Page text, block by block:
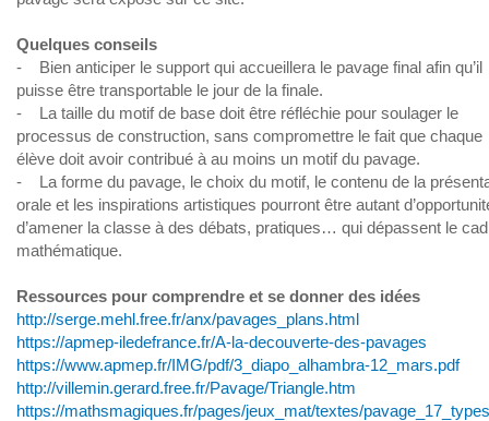
Quelques conseils
- Bien anticiper le support qui accueillera le pavage final afin qu’il
puisse être transportable le jour de la finale.
- La taille du motif de base doit être réfléchie pour soulager le
processus de construction, sans compromettre le fait que chaque
élève doit avoir contribué à au moins un motif du pavage.
- La forme du pavage, le choix du motif, le contenu de la
orale et les inspirations artistiques pourront être autant
d’amener la classe à des débats, pratiques… qui dépassent le
mathématique.
Ressources pour comprendre et se donner des idées
http://serge.mehl.free.fr/anx/pavages_plans.html
https://apmep-iledefrance.fr/A-la-decouverte-des-pavages
https://www.apmep.fr/IMG/pdf/3_diapo_alhambra-12_mars.pdf
http://villemin.gerard.free.fr/Pavage/Triangle.htm
https://mathsmagiques.fr/pages/jeux_mat/textes/